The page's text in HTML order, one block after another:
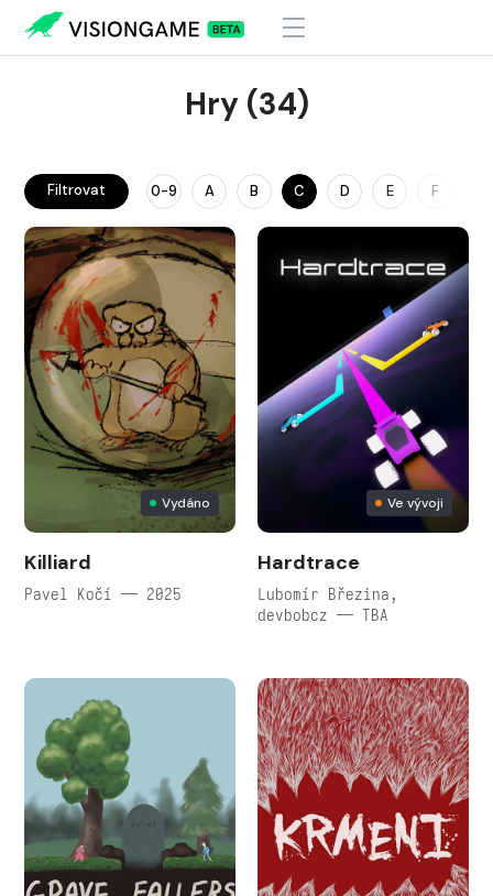
Hry (34)
Filtrovat 0-9 A B C D E F
Vydáno
Killiard
Pavel Kočí — 2025
Ve vývoji
Hardtrace
Lubomír Březina,
devbobcz — TBA